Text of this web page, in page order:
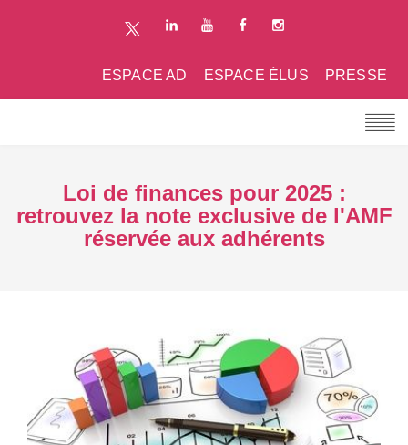
PRESSE
ESPACE ÉLUS
ESPACE AD
Loi de finances pour 2025 :
retrouvez la note exclusive de l'AMF
réservée aux adhérents